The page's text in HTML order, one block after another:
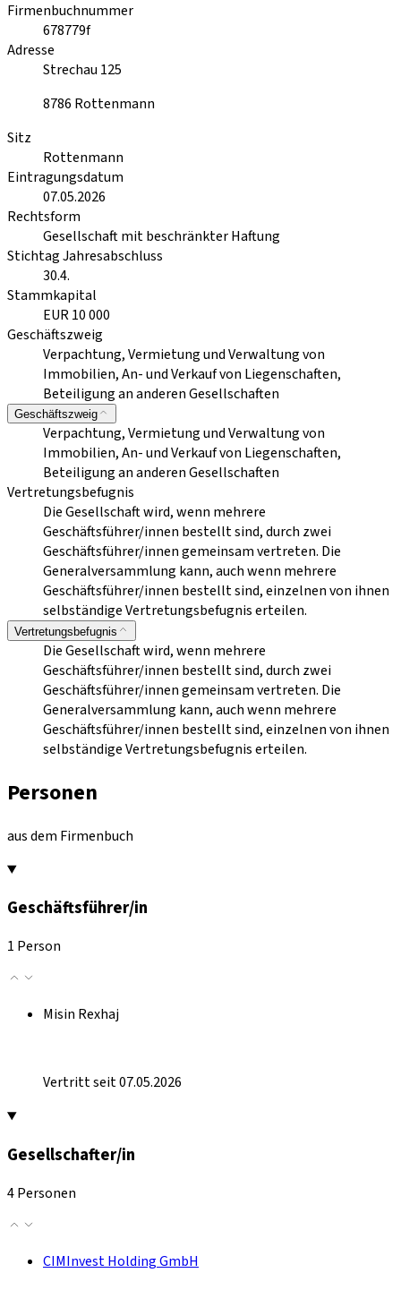
Firmenbuchnummer
678779f
Adresse
Strechau 125
8786 Rottenmann
Sitz
Rottenmann
Eintragungsdatum
07.05.2026
Rechtsform
Gesellschaft mit beschränkter Haftung
Stichtag Jahresabschluss
30.4.
Stammkapital
EUR 10 000
Geschäftszweig
Verpachtung, Vermietung und Verwaltung von
Immobilien, An- und Verkauf von Liegenschaften,
Beteiligung an anderen Gesellschaften
Geschäftszweig
Verpachtung, Vermietung und Verwaltung von
Immobilien, An- und Verkauf von Liegenschaften,
Beteiligung an anderen Gesellschaften
Vertretungsbefugnis
Die Gesellschaft wird, wenn mehrere
Geschäftsführer/innen bestellt sind, durch zwei
Geschäftsführer/innen gemeinsam vertreten. Die
Generalversammlung kann, auch wenn mehrere
Geschäftsführer/innen bestellt sind, einzelnen von ihnen
selbständige Vertretungsbefugnis erteilen.
Vertretungsbefugnis
Die Gesellschaft wird, wenn mehrere
Geschäftsführer/innen bestellt sind, durch zwei
Geschäftsführer/innen gemeinsam vertreten. Die
Generalversammlung kann, auch wenn mehrere
Geschäftsführer/innen bestellt sind, einzelnen von ihnen
selbständige Vertretungsbefugnis erteilen.
Personen
aus dem Firmenbuch
Geschäftsführer/in
1 Person
Misin Rexhaj
Vertritt seit 07.05.2026
Gesellschafter/in
4 Personen
CIMInvest Holding GmbH